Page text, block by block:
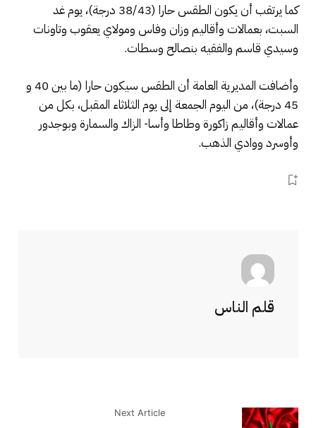
كما يرتقب أن يكون الطقس حارا (38/43 درجة)، يوم غد
السبت، بعمالات وأقاليم وزان وفاس ومولاي يعقوب وتاونات
وسيدي قاسم والفقيه بنصالح وسطات.
وأضافت المديرية العامة أن الطقس سيكون حارا (ما بين 40 و
45 درجة)، من اليوم الجمعة إلى يوم الثلاثاء المقبل، بكل من
عمالات وأقاليم زاكورة وطاطا وأسا- الزاك والسمارة وبوجدور
وأوسرد ووادي الذهب.
قلم الناس
Next Article